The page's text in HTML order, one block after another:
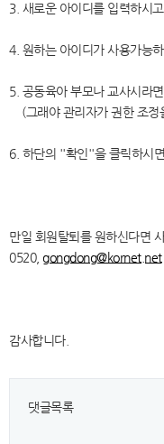
3. 새로운 아이디를 입력하시
4. 원하는 아이디가 사용가능
5. 공동육아 부모나 교사시라
(그래야 관리자가 권한 조정
6. 하단의 ''확인''을 클릭하시
만일 회원탈퇴를 원하신다면
0520, gongdong@kornet.net
감사합니다.
댓글목록